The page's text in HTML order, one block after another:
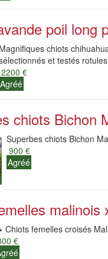
poil long
Magnifiques chiots
et testés
2200 €
Agréé
chiots Bichon
Superbes chiots Bichon
900 €
Agréé
malinois
Chiots femelles croisés
€